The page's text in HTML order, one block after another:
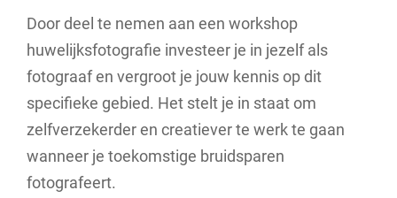
Door deel te nemen aan een workshop
huwelijksfotografie investeer je in jezelf als
fotograaf en vergroot je jouw kennis op dit
specifieke gebied. Het stelt je in staat om
zelfverzekerder en creatiever te werk te gaan
wanneer je toekomstige bruidsparen
fotografeert.